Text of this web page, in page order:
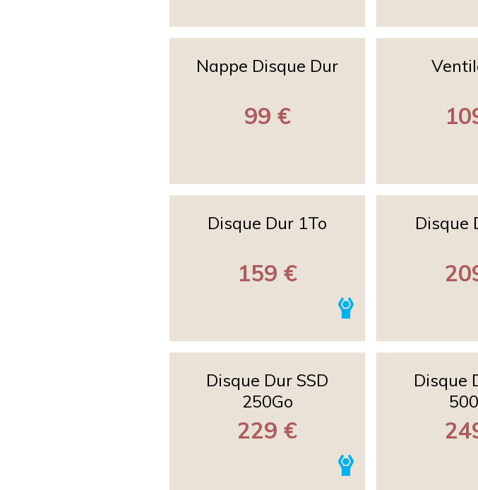
Nappe Disque Dur
99 €
Disque Dur 1To
159 €
Disque
Disque Dur SSD
250Go
229 €
Disque